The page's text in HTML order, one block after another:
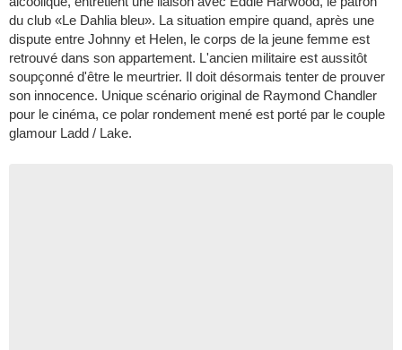
du club «Le Dahlia bleu». La situation empire quand, après une
dispute entre Johnny et Helen, le corps de la jeune femme est
retrouvé dans son appartement. L'ancien militaire est aussitôt
soupçonné d'être le meurtrier. Il doit désormais tenter de prouver
son innocence. Unique scénario original de Raymond Chandler
pour le cinéma, ce polar rondement mené est porté par le couple
glamour Ladd / Lake.